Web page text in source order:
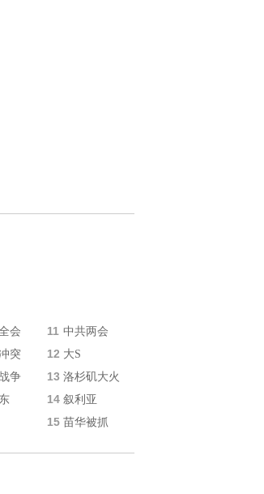
会 11 中共两会
突 12 大S
争 13 洛杉矶大火
14 叙利亚
15 苗华被抓